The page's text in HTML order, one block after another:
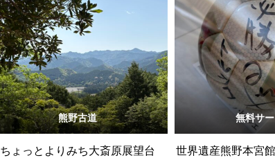
熊野古道
ちょっとよりみち大斎原展望台
無料サ
世界遺産熊野本宮